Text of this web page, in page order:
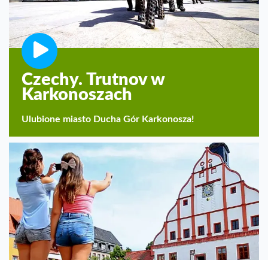
Czechy. Trutnov w
Karkonoszach
Ulubione miasto Ducha Gór Karkonosza!